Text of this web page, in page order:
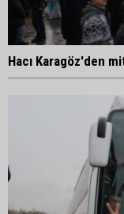
Hacı Karagöz'den